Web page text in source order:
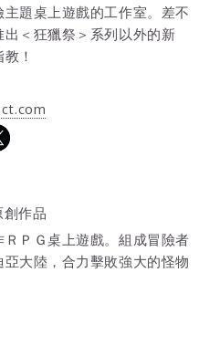
題桌上遊戲的工作室。差不
出＜狂獵祭＞系列以外的新
！
作品
ＲＰＧ桌上遊戲。組成冒險者
大陸，合力擊敗強大的怪物